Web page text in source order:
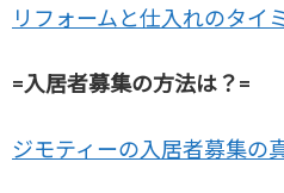
リフォームと仕入れのタイ
=入居者募集の方法は？=
ジモティーの入居者募集の